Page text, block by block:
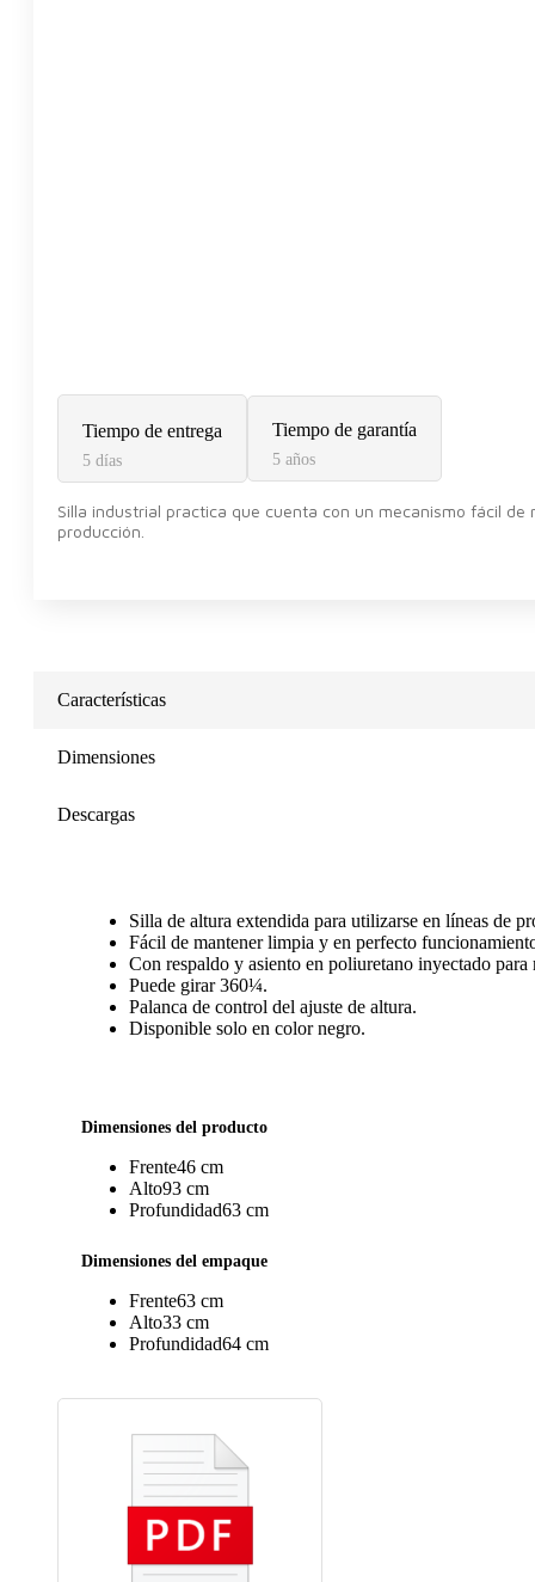
Tiempo de entrega
5 días
Tiempo de garantía
5 años
Silla industrial practica que cuenta con un mecanismo fácil
producción.
Características
Dimensiones
Descargas
Silla de altura extendida para utilizarse en líneas de
Fácil de mantener limpia y en perfecto
Con respaldo y asiento en poliuretano inyectado
Puede girar 360¼.
Palanca de control del ajuste de altura.
Disponible solo en color negro.
Dimensiones del producto
Frente46 cm
Alto93 cm
Profundidad63 cm
Dimensiones del empaque
Frente63 cm
Alto33 cm
Profundidad64 cm